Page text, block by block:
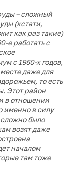
– сложный
(кстати,
как раз такие)
е работать с
с 1960-х годов,
даже для
то есть
Этот район
в отношении
именно в силу
сложно было
возят даже
началом
там тоже